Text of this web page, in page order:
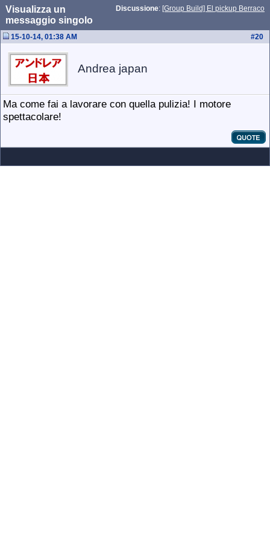
Discussione: [Group Build] El pickup Berraco
Visualizza un
messaggio singolo
#20
15-10-14, 01:38 AM
Andrea japan
Ma come fai a lavorare con quella pulizia! I motore
spettacolare!